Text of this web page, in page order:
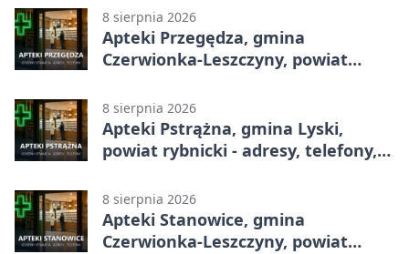
otwarcia
8 sierpnia 2026
Apteki Przegędza, gmina
Czerwionka-Leszczyny, powiat
otwarcia
8 sierpnia 2026
Apteki Pstrążna, gmina Lyski,
powiat rybnicki - adresy, telefony,
8 sierpnia 2026
Apteki Stanowice, gmina
Czerwionka-Leszczyny, powiat